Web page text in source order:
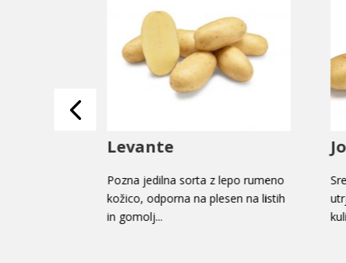
Levante
Pozna jedilna sorta z lepo rumeno
kožico, odporna na plesen na listih
in gomolj...